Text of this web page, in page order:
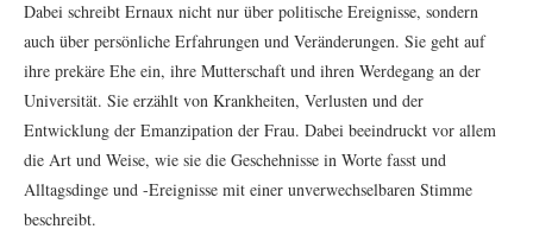
Dabei schreibt Ernaux nicht nur über politische Ereignisse, sondern
auch über persönliche Erfahrungen und Veränderungen. Sie geht auf
ihre prekäre Ehe ein, ihre Mutterschaft und ihren Werdegang an der
Universität. Sie erzählt von Krankheiten, Verlusten und der
Entwicklung der Emanzipation der Frau. Dabei beeindruckt vor allem
die Art und Weise, wie sie die Geschehnisse in Worte fasst und
Alltagsdinge und -Ereignisse mit einer unverwechselbaren Stimme
beschreibt.